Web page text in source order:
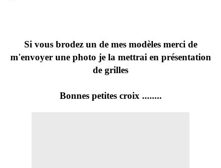
Si vous brodez un de mes modèles merci de
m'envoyer une photo je la mettrai en présentation
de grilles
Bonnes petites croix ........